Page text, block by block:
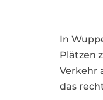
In
Plätzen
Verkehr
das